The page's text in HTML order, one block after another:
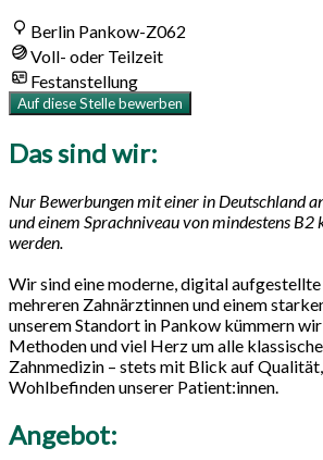
Berlin Pankow-Z062
Voll- oder Teilzeit
Festanstellung
Auf diese Stelle bewerben
Das sind wir:
Nur Bewerbungen mit einer in Deutschland
und einem Sprachniveau von mindestens B2
werden.
Wir sind eine moderne, digital
mehreren Zahnärztinnen und einem
unserem Standort in Pankow kümmern
Methoden und viel Herz um alle
Zahnmedizin – stets mit Blick auf
Wohlbefinden unserer Patient:innen.
Angebot: